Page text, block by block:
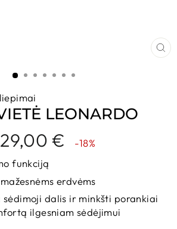
LEONARDO
€
-18%
funkciją
erdvėms
sėdimoji dalis ir minkšti porankiai
ilgesniam sėdėjimui